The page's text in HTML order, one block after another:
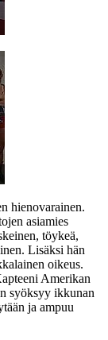
hienovarainen.
asiamies
töykeä,
Lisäksi hän
oikeus.
Amerikan
syöksyy ikkunan
ja ampuu